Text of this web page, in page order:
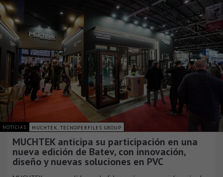
NOTICIAS MUCHTEK, TECNOPERFILES GROUP
MUCHTEK anticipa su participación en una
nueva edición de Batev, con innovación,
diseño y nuevas soluciones en PVC